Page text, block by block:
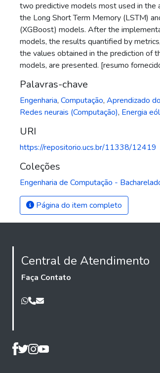
two predictive models most used in the
the Long Short Term Memory (LSTM)
(XGBoost) models. After the
models, the results quantified by
the values obtained in the prediction of
models, are presented. [resumo
Palavras-chave
Engenharia, Computação, Aprendizado
Redes neurais (Computação), Energia
URI
https://repositorio.ucs.br/11338/12419
Coleções
Engenharia de Computação -
Página do item completo
Central de Atendimento
Faça Contato